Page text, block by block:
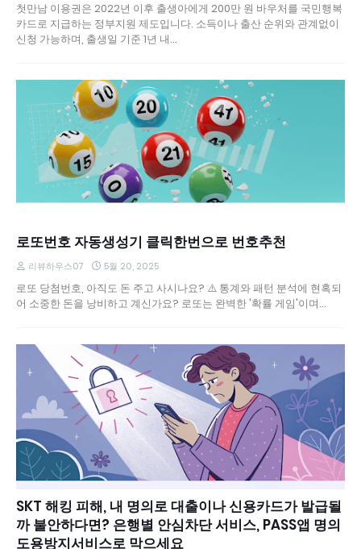
첫만남 이용권은 2022년 이후 출생아에게 200만 원 바우처를 국민행복
카드로 지급하는 정부지원 제도입니다. 소득이나 출산 순위와 관계없이
신청 가능하며, 출생일 기준 1년 내…
로또번호 자동생성기 클릭한번으로 번호추천
리뷰하우스07 5월 20, 2025
로또 당첨번호, 아직도 돈 주고 사시나요? ⚠️ 통계와 패턴 분석에 현혹되
어 소중한 돈을 낭비하고 계신가요? 로또는 완벽한 '확률 게임'이며…
SKT 해킹 피해, 내 명의로 대출이나 신용카드가 발급될
까 불안하다면? 은행별 안심차단 서비스, PASS앱 명의
도용방지서비스로 막으세요